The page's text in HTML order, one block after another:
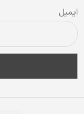
ایمیل